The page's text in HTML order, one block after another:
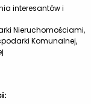
interesantów i
Nieruchomościami,
Komunalnej,